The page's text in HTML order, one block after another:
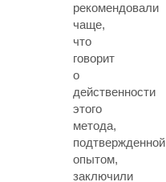
рекомендовали
чаще,
что
говорит
о
действенности
этого
метода,
подтвержденной
опытом,
заключили